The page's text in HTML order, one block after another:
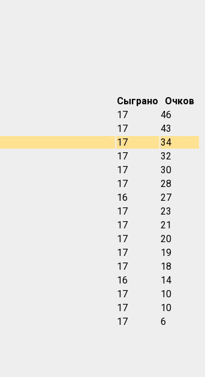
Сыграно
Очков
17
46
17
43
17
34
17
32
17
30
17
28
16
27
17
23
17
21
17
20
17
19
17
18
16
14
17
10
17
10
17 6